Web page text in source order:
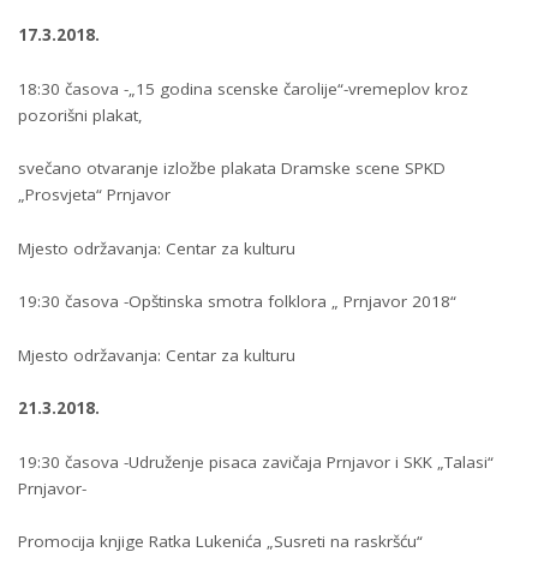
17.3.2018.
18:30 časova -„15 godina scenske čarolije“-vremeplov kroz
pozorišni plakat,
svečano otvaranje izložbe plakata Dramske scene SPKD
„Prosvjeta“ Prnjavor
Mjesto održavanja: Centar za kulturu
19:30 časova -Opštinska smotra folklora „ Prnjavor 2018“
Mjesto održavanja: Centar za kulturu
21.3.2018.
19:30 časova -Udruženje pisaca zavičaja Prnjavor i SKK „Talasi“
Prnjavor-
Promocija knjige Ratka Lukenića „Susreti na raskršću“